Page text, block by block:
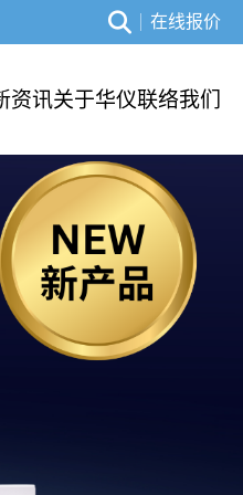
在线报价
资讯关于华仪联络我们